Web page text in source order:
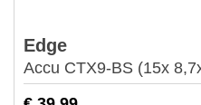
Edge
Accu CTX9-BS (15x